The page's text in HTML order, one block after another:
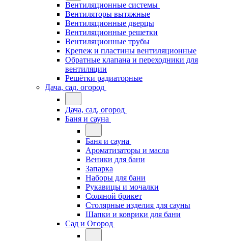
Вентиляционные системы
Вентиляторы вытяжные
Вентиляционные дверцы
Вентиляционные решетки
Вентиляционные трубы
Крепеж и пластины вентиляционные
Обратные клапана и переходники для
вентиляции
Решётки радиаторные
Дача, сад, огород
Дача, сад, огород
Баня и сауна
Баня и сауна
Ароматизаторы и масла
Веники для бани
Запарка
Наборы для бани
Рукавицы и мочалки
Соляной брикет
Столярные изделия для сауны
Шапки и коврики для бани
Сад и Огород